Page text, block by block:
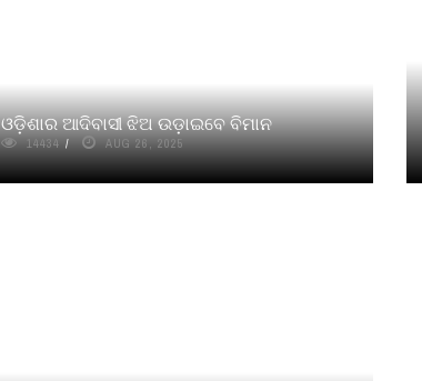
ଓଡ଼ିଶାର ଆଦିବାସୀ ଝିଅ ଉଡ଼ାଇବେ ବିମାନ
14434 AUG 26, 2025